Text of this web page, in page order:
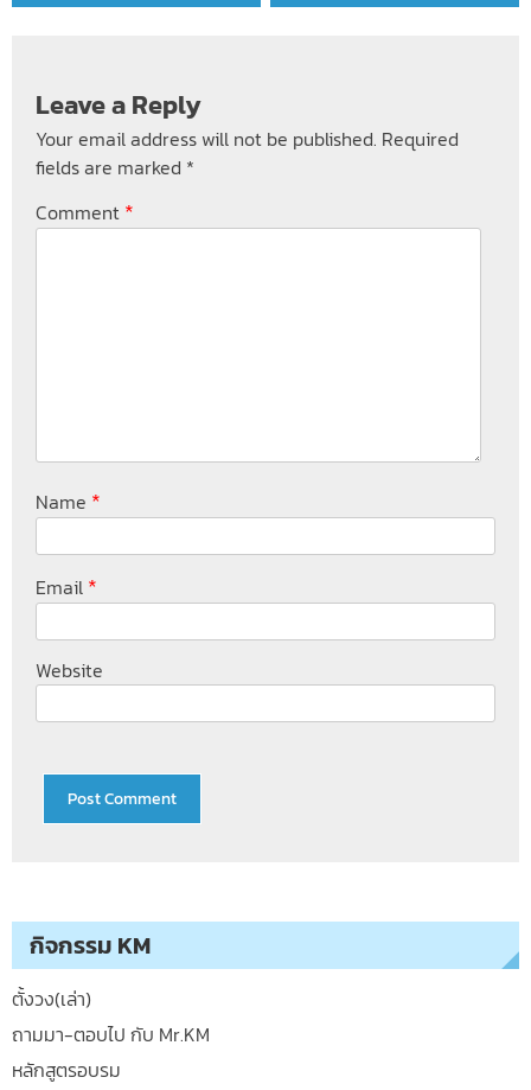
Leave a Reply
Your email address will not be published. Required
fields are marked *
Comment *
Name *
Email *
Website
กิจกรรม KM
ตั้งวง(เล่า)
ถามมา-ตอบไป กับ Mr.KM
หลักสูตรอบรม